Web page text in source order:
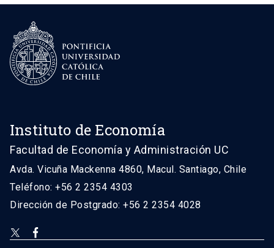
Instituto de Economía
Facultad de Economía y Administración UC
Avda. Vicuña Mackenna 4860, Macul. Santiago, Chile
Teléfono: +56 2 2354 4303
Dirección de Postgrado: +56 2 2354 4028